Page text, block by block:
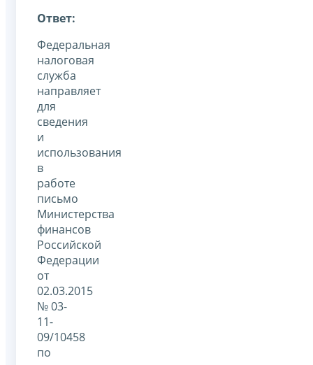
Ответ:
Федеральная
налоговая
служба
направляет
для
сведения
и
использования
в
работе
письмо
Министерства
финансов
Российской
Федерации
от
02.03.2015
№ 03-
11-
09/10458
по